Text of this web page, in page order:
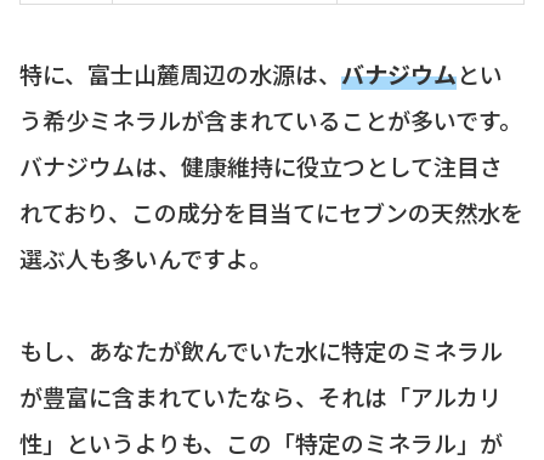
特に、富士山麓周辺の水源は、 バナジウムとい
う希少ミネラルが含まれていることが多いです。
バナジウムは、健康維持に役立つとして注目さ
れており、この成分を目当てにセブンの天然水を
選ぶ人も多いんですよ。
もし、あなたが飲んでいた水に特定のミネラル
が豊富に含まれていたなら、それは「アルカリ
性」というよりも、この「特定のミネラル」が